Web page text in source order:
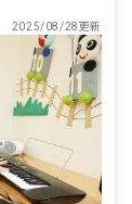
2025/08/28更新